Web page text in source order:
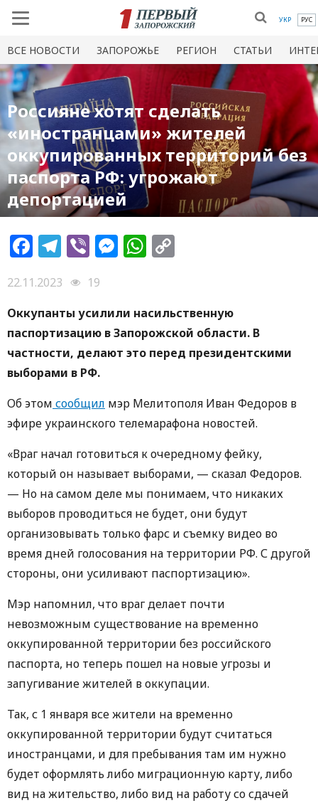
УКР РУС
ВСЕ НОВОСТИ ЗАПОРОЖЬЕ РЕГИОН СТАТЬИ
Россияне хотят сделать
«иностранцами» жителей
оккупированных территорий без
паспорта РФ: угрожают
депортацией
Facebook
Telegram
ViberMessenger
WhatsApp
22.11.2023
19
Оккупанты усилили насильственную
паспортизацию в Запорожской области. В
частности, делают это перед президентскими
выборами в РФ.
Об этом сообщил мэр Мелитополя Иван Федоров в
эфире украинского телемарафона новостей.
«Враг начал готовиться к очередному фейку,
который он называет выборами, — сказал Федоров.
— Но на самом деле мы понимаем, что никаких
выборов проводиться не будет, они будут
организовывать только фарс и съемку видео во
время дней голосования на территории РФ. С другой
стороны, они усиливают паспортизацию».
Мэр напомнил, что враг делает почти
невозможным существование на временно
оккупированной территории без российского
паспорта, но теперь пошел на новые угрозы и
запугивание жителей в оккупации.
Так, с 1 января все жители на временно
оккупированной территории будут считаться
иностранцами, и для пребывания там им нужно
будет оформлять либо миграционную карту, либо
вид на жительство, либо вид на работу со сдачей